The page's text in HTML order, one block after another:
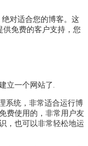
对适合您的博客。这
免费的客户支持，您
立一个网站了.
系统，非常适合运行博
费使用的，非常用户友
，也可以非常轻松地运